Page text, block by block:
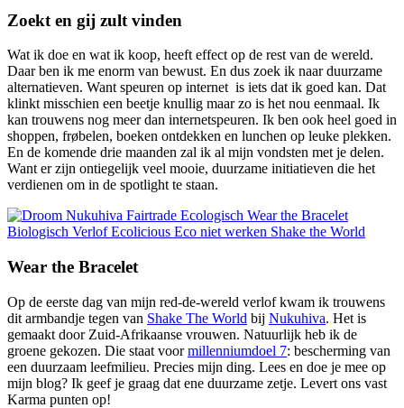
Zoekt en gij zult vinden
Wat ik doe en wat ik koop, heeft effect op de rest van de wereld.
Daar ben ik me enorm van bewust. En dus zoek ik naar duurzame
alternatieven. Want speuren op internet is iets dat ik goed kan. Dat
klinkt misschien een beetje knullig maar zo is het nou eenmaal. Ik
kan trouwens nog meer dan internetspeuren. Ik ben ook heel goed in
shoppen, frøbelen, boeken ontdekken en lunchen op leuke plekken.
En de komende drie maanden zal ik al mijn vondsten met je delen.
Want er zijn ontiegelijk veel mooie, duurzame initiatieven die het
verdienen om in de spotlight te staan.
Wear the Bracelet
Op de eerste dag van mijn red-de-wereld verlof kwam ik trouwens
dit armbandje tegen van Shake The World bij Nukuhiva. Het is
gemaakt door Zuid-Afrikaanse vrouwen. Natuurlijk heb ik de
groene gekozen. Die staat voormillenniumdoel 7: bescherming van
een duurzaam leefmilieu. Precies mijn ding. Lees en doe je mee op
mijn blog? Ik geef je graag dat ene duurzame zetje. Levert ons vast
Karma punten op!